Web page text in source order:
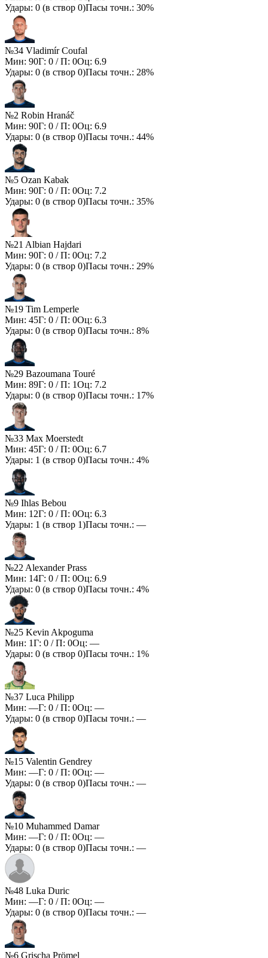
Удары: 0 (в створ 0)Пасы точн.: 30%
№34 Vladimír Coufal
Мин: 90Г: 0 / П: 0Оц: 6.9
Удары: 0 (в створ 0)Пасы точн.: 28%
№2 Robin Hranáč
Мин: 90Г: 0 / П: 0Оц: 6.9
Удары: 0 (в створ 0)Пасы точн.: 44%
№5 Ozan Kabak
Мин: 90Г: 0 / П: 0Оц: 7.2
Удары: 0 (в створ 0)Пасы точн.: 35%
№21 Albian Hajdari
Мин: 90Г: 0 / П: 0Оц: 7.2
Удары: 0 (в створ 0)Пасы точн.: 29%
№19 Tim Lemperle
Мин: 45Г: 0 / П: 0Оц: 6.3
Удары: 0 (в створ 0)Пасы точн.: 8%
№29 Bazoumana Touré
Мин: 89Г: 0 / П: 1Оц: 7.2
Удары: 0 (в створ 0)Пасы точн.: 17%
№33 Max Moerstedt
Мин: 45Г: 0 / П: 0Оц: 6.7
Удары: 1 (в створ 0)Пасы точн.: 4%
№9 Ihlas Bebou
Мин: 12Г: 0 / П: 0Оц: 6.3
Удары: 1 (в створ 1)Пасы точн.: —
№22 Alexander Prass
Мин: 14Г: 0 / П: 0Оц: 6.9
Удары: 0 (в створ 0)Пасы точн.: 4%
№25 Kevin Akpoguma
Мин: 1Г: 0 / П: 0Оц: —
Удары: 0 (в створ 0)Пасы точн.: 1%
№37 Luca Philipp
Мин: —Г: 0 / П: 0Оц: —
Удары: 0 (в створ 0)Пасы точн.: —
№15 Valentin Gendrey
Мин: —Г: 0 / П: 0Оц: —
Удары: 0 (в створ 0)Пасы точн.: —
№10 Muhammed Damar
Мин: —Г: 0 / П: 0Оц: —
Удары: 0 (в створ 0)Пасы точн.: —
№48 Luka Duric
Мин: —Г: 0 / П: 0Оц: —
Удары: 0 (в створ 0)Пасы точн.: —
№6 Grischa Prömel